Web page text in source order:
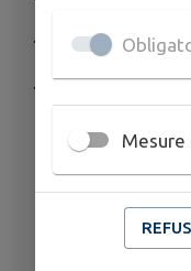
- Gare de Gilly-
- Samedi 6 juin à